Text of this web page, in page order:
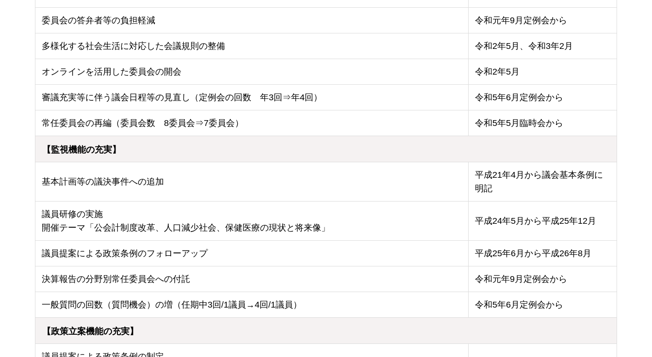
委員会の答弁者等の負担軽減 令和元年9月定例会から
多様化する社会生活に対応した会議規則の整備 令和2年5月、令和3年2月
オンラインを活用した委員会の開会 令和2年5月
審議充実等に伴う議会日程等の見直し（定例会の回数 年3回⇒年4回） 令和5年6月定例会から
常任委員会の再編（委員会数 8委員会⇒7委員会） 令和5年5月臨時会から
【監視機能の充実】
基本計画等の議決事件への追加
平成21年4月から議会基本条例に
明記
議員研修の実施
開催テーマ「公会計制度改革、人口減少社会、保健医療の現状と将来像」
平成24年5月から平成25年12月
議員提案による政策条例のフォローアップ 平成25年6月から平成26年8月
決算報告の分野別常任委員会への付託 令和元年9月定例会から
一般質問の回数（質問機会）の増（任期中3回/1議員→4回/1議員） 令和5年6月定例会から
【政策立案機能の充実】